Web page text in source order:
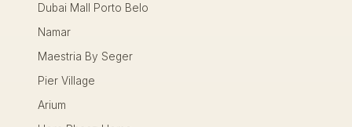
Dubai Mall Porto Belo
Namar
Maestria By Seger
Pier Village
Arium